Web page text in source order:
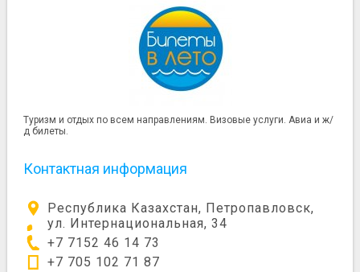
Туризм и отдых по всем направлениям. Визовые услуги. Авиа и ж/
д билеты.
Контактная информация
Республика Казахстан, Петропавловск,
ул. Интернациональная, 34
+7 7152 46 14 73
+7 705 102 71 87